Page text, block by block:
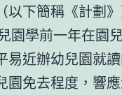
以下簡稱《計劃
園學前一年在園
易近辦幼兒園就
園免去程度，響